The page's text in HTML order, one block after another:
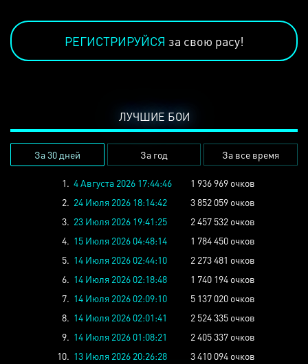
РЕГИСТРИРУЙСЯ за свою расу!
ЛУЧШИЕ БОИ
За 30 дней За год За все время
1. 4 Августа 2026 17:44:46
1 936 969 очков
2. 24 Июля 2026 18:14:42
3 852 059 очков
3. 23 Июля 2026 19:41:25
2 457 532 очков
4. 15 Июля 2026 04:48:14
1 784 450 очков
5. 14 Июля 2026 02:44:10
2 273 481 очков
6. 14 Июля 2026 02:18:48
1 740 194 очков
7. 14 Июля 2026 02:09:10
5 137 020 очков
8. 14 Июля 2026 02:01:41
2 524 335 очков
9. 14 Июля 2026 01:08:21
2 405 337 очков
10. 13 Июля 2026 20:26:28 3 410 094 очков